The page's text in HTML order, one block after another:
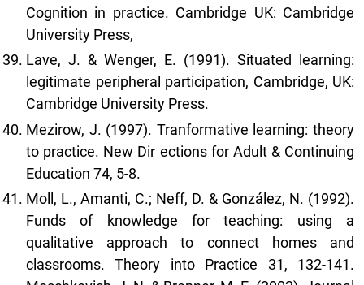
Cognition in practice. Cambridge UK: Cambridge
University Press,
Lave, J. & Wenger, E. (1991). Situated learning:
legitimate peripheral participation, Cambridge, UK:
Cambridge University Press.
Mezirow, J. (1997). Tranformative learning: theory
to practice. New Dir ections for Adult & Continuing
Education 74, 5-8.
Moll, L., Amanti, C.; Neff, D. & González, N. (1992).
Funds of knowledge for teaching: using a
qualitative approach to connect homes and
classrooms. Theory into Practice 31, 132-141.